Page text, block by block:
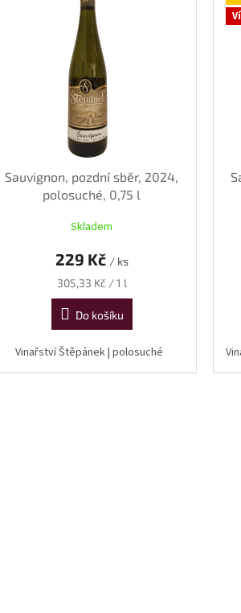
Sauvignon, pozdní sběr, 2024,
polosuché, 0,75 l
Skladem
229 Kč / ks
Měrná
cena:
305,33 Kč / 1 l
Do košíku
Vinařství Štěpánek | polosuché